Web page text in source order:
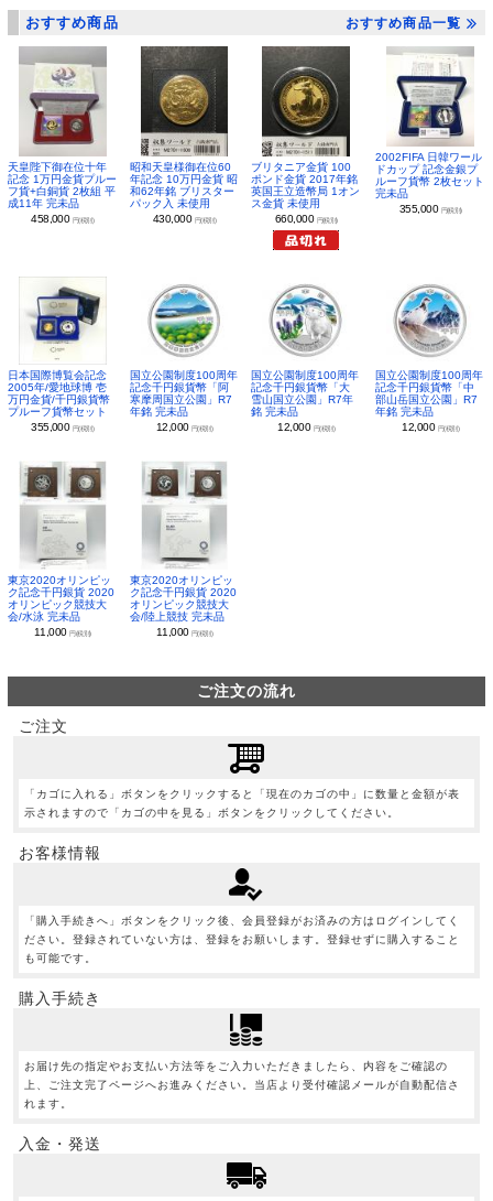
おすすめ商品 おすすめ商品一覧
天皇陛下御在位十年
記念 1万円金貨プルー
フ貨+白銅貨 2枚組 平
成11年 完未品
458,000 円(税別)
昭和天皇様御在位60
年記念 10万円金貨 昭
和62年銘 ブリスター
パック入 未使用
430,000 円(税別)
ブリタニア金貨 100
ポンド金貨 2017年銘
英国王立造幣局 1オン
ス金貨 未使用
660,000 円(税別)
2002FIFA 日韓ワール
ドカップ 記念金銀プ
ルーフ貨幣 2枚セット
完未品
355,000 円(税別)
日本国際博覧会記念
2005年/愛地球博 壱
万円金貨/千円銀貨幣
プルーフ貨幣セット
355,000 円(税別)
国立公園制度100周年
記念千円銀貨幣「阿
寒摩周国立公園」R7
年銘 完未品
12,000 円(税別)
国立公園制度100周年
記念千円銀貨幣「大
雪山国立公園」R7年
銘 完未品
12,000 円(税別)
国立公園制度100周年
記念千円銀貨幣「中
部山岳国立公園」R7
年銘 完未品
12,000 円(税別)
東京2020オリンピッ
ク記念千円銀貨 2020
オリンピック競技大
会/水泳 完未品
11,000円(税別)
東京2020オリンピッ
ク記念千円銀貨 2020
オリンピック競技大
会/陸上競技 完未品
11,000 円(税別)
ご注文の流れ
ご注文
「カゴに入れる」ボタンをクリックすると「現在のカゴの中」に数量と金額が表
示されますので「カゴの中を見る」ボタンをクリックしてください。
お客様情報
「購入手続きへ」ボタンをクリック後、会員登録がお済みの方はログインしてく
ださい。登録されていない方は、登録をお願いします。登録せずに購入すること
も可能です。
購入手続き
お届け先の指定やお支払い方法等をご入力いただきましたら、内容をご確認の
上、ご注文完了ページへお進みください。当店より受付確認メールが自動配信さ
れます。
入金・発送